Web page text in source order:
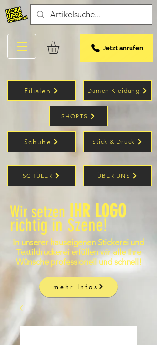
Jetzt anrufen
Filialen Damen Kleidung
SHORTS
Schuhe Stick & Druck
SCHÜLER ÜBER UNS
Wir setzen IHR LOGO
richtig in Szene!
In unserer hauseigenen Stickerei und
Textildruckerei erfüllen wir alle Ihre
Wünsche professionell und schnell!
mehr Infos